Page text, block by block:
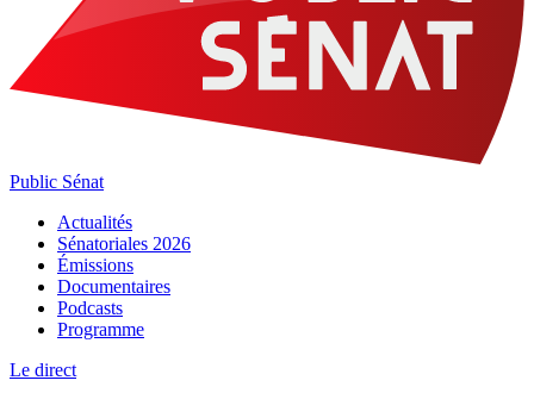
Public Sénat
Actualités
Sénatoriales 2026
Émissions
Documentaires
Podcasts
Programme
Le direct